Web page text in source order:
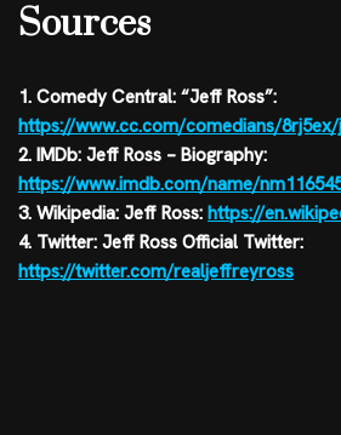
Sources
1. Comedy Central: “Jeff Ross”:
https://www.cc.com/comedians/
2. IMDb: Jeff Ross – Biography:
https://www.imdb.com/name/
3. Wikipedia: Jeff Ross: https://
4. Twitter: Jeff Ross Official Twitter:
https://twitter.com/realjeffreyross